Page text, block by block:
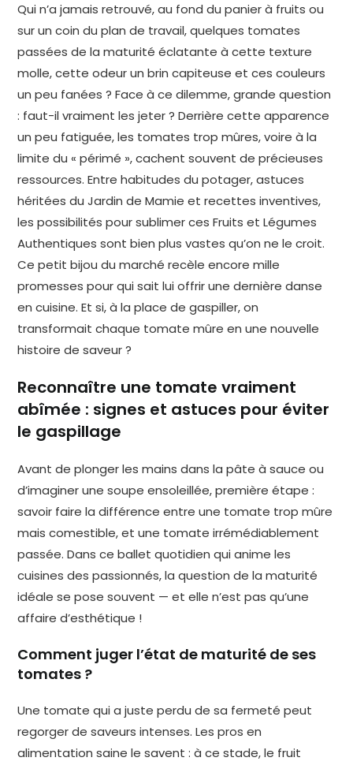
Qui n’a jamais retrouvé, au fond du panier à fruits ou
sur un coin du plan de travail, quelques tomates
passées de la maturité éclatante à cette texture
molle, cette odeur un brin capiteuse et ces couleurs
un peu fanées ? Face à ce dilemme, grande question
: faut-il vraiment les jeter ? Derrière cette apparence
un peu fatiguée, les tomates trop mûres, voire à la
limite du « périmé », cachent souvent de précieuses
ressources. Entre habitudes du potager, astuces
héritées du Jardin de Mamie et recettes inventives,
les possibilités pour sublimer ces Fruits et Légumes
Authentiques sont bien plus vastes qu’on ne le croit.
Ce petit bijou du marché recèle encore mille
promesses pour qui sait lui offrir une dernière danse
en cuisine. Et si, à la place de gaspiller, on
transformait chaque tomate mûre en une nouvelle
histoire de saveur ?
Reconnaître une tomate vraiment
abîmée : signes et astuces pour éviter
le gaspillage
Avant de plonger les mains dans la pâte à sauce ou
d’imaginer une soupe ensoleillée, première étape :
savoir faire la différence entre une tomate trop mûre
mais comestible, et une tomate irrémédiablement
passée. Dans ce ballet quotidien qui anime les
cuisines des passionnés, la question de la maturité
idéale se pose souvent — et elle n’est pas qu’une
affaire d’esthétique !
Comment juger l’état de maturité de ses
tomates ?
Une tomate qui a juste perdu de sa fermeté peut
regorger de saveurs intenses. Les pros en
alimentation saine le savent : à ce stade, le fruit